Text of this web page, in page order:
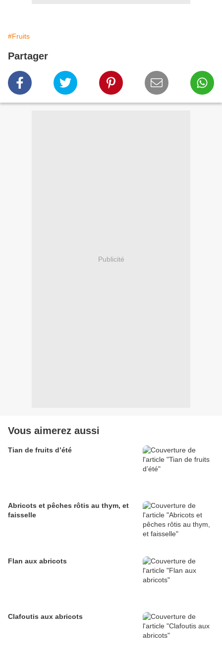
#Fruits
Partager
Publicité
Vous aimerez aussi
Tian de fruits d’été
Abricots et pêches rôtis au thym, et
faisselle
Flan aux abricots
Clafoutis aux abricots